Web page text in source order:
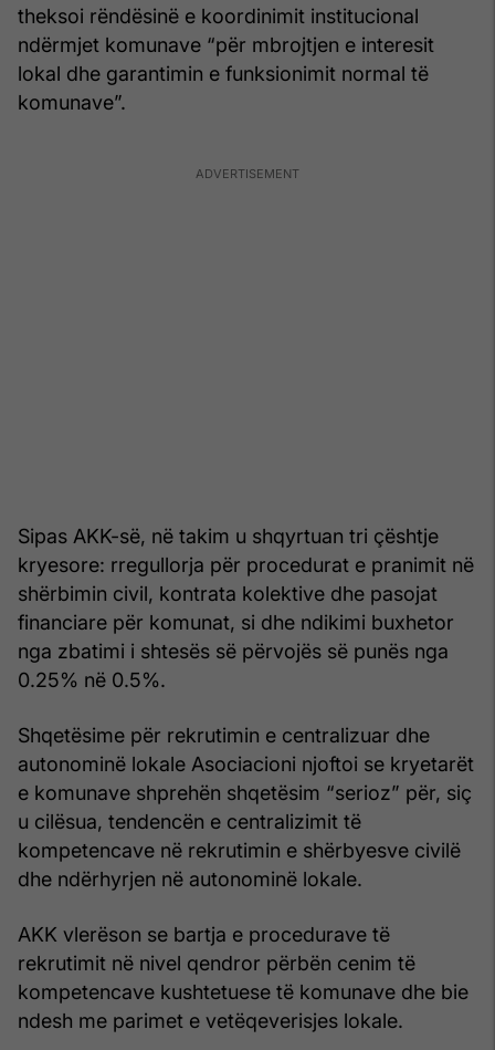
theksoi rëndësinë e koordinimit institucional
ndërmjet komunave “për mbrojtjen e interesit
lokal dhe garantimin e funksionimit normal të
komunave”.
Sipas AKK-së, në takim u shqyrtuan tri çështje
kryesore: rregullorja për procedurat e pranimit në
shërbimin civil, kontrata kolektive dhe pasojat
financiare për komunat, si dhe ndikimi buxhetor
nga zbatimi i shtesës së përvojës së punës nga
0.25% në 0.5%.
Shqetësime për rekrutimin e centralizuar dhe
autonominë lokale Asociacioni njoftoi se kryetarët
e komunave shprehën shqetësim “serioz” për, siç
u cilësua, tendencën e centralizimit të
kompetencave në rekrutimin e shërbyesve civilë
dhe ndërhyrjen në autonominë lokale.
AKK vlerëson se bartja e procedurave të
rekrutimit në nivel qendror përbën cenim të
kompetencave kushtetuese të komunave dhe bie
ndesh me parimet e vetëqeverisjes lokale.